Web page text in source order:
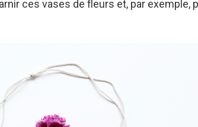
ces vases de fleurs et, par exemple,